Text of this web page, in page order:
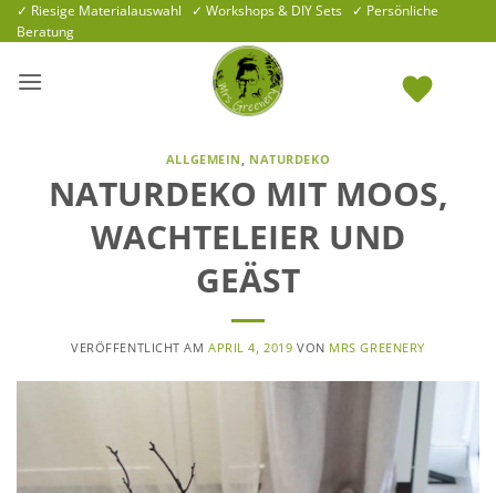
Zum
Inhalt
✓ Riesige Materialauswahl ✓ Workshops & DIY Sets ✓ Persönliche
Beratung
ALLGEMEIN, NATURDEKO
NATURDEKO MIT MOOS,
WACHTELEIER UND
GEÄST
VERÖFFENTLICHT AMAPRIL 4, 2019 VON MRS GREENERY